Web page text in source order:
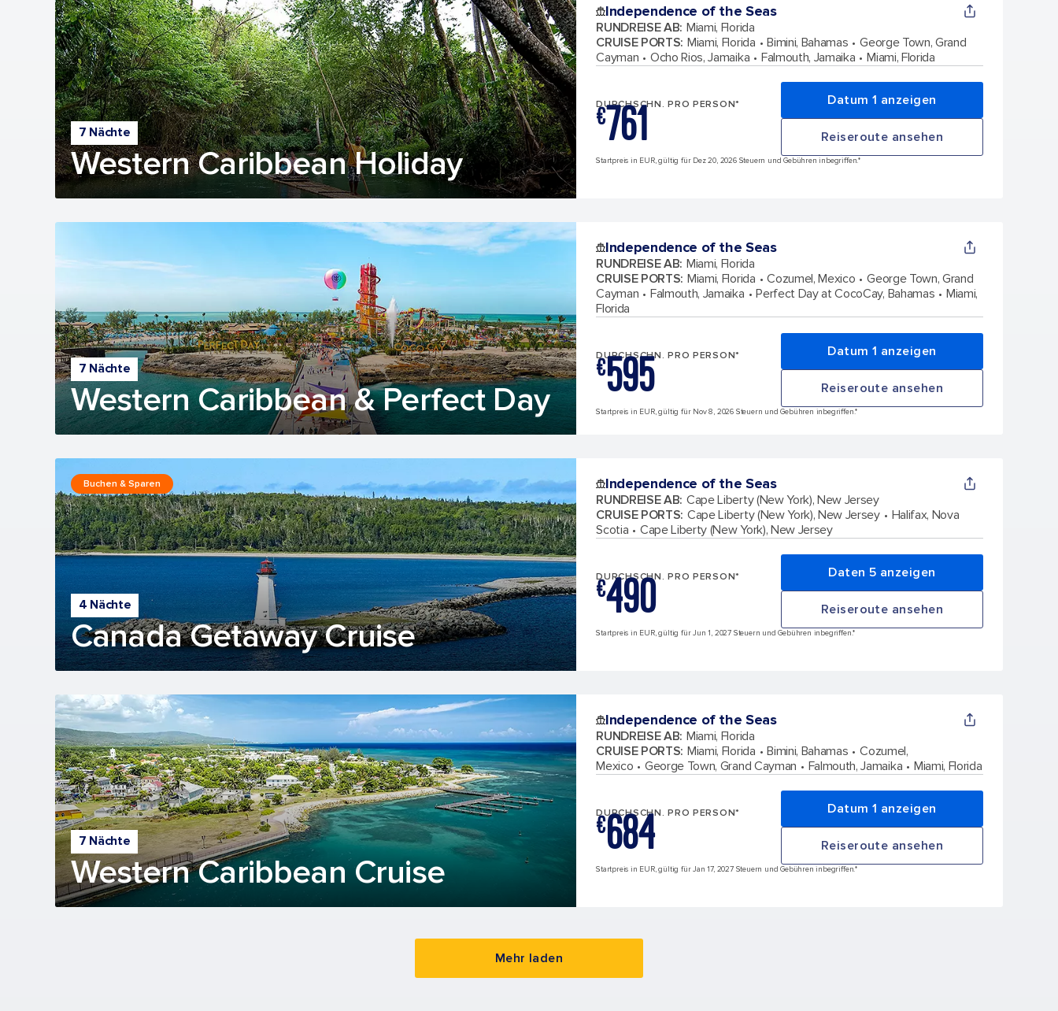
7 Nächte
Western Caribbean Holiday
Independence of the Seas
RUNDREISE AB: Miami, Florida
CRUISE PORTS: Miami, Florida Bimini, Bahamas
George Town, Grand
Cayman
Ocho Rios, Jamaika Falmouth, Jamaika Miami, Florida
DURCHSCHN. PRO PERSON*
€761 Datum 1 anzeigen
Reiseroute ansehen
Startpreis in EUR, gültig für Dez 20, 2026 Steuern und Gebühren inbegriffen.*
7 Nächte
Western Caribbean & Perfect Day
Independence of the Seas
RUNDREISE AB: Miami, Florida
CRUISE PORTS: Miami, Florida Cozumel, Mexico
George Town, Grand
Cayman
Falmouth, Jamaika Perfect Day at CocoCay, Bahamas
Miami,
Florida
DURCHSCHN. PRO PERSON*
€595 Datum 1 anzeigen
Reiseroute ansehen
Startpreis in EUR, gültig für Nov 8, 2026 Steuern und Gebühren inbegriffen.*
4 Nächte
Canada Getaway Cruise
Buchen & Sparen Independence of the Seas
RUNDREISE AB: Cape Liberty (New York), New Jersey
CRUISE PORTS: Cape Liberty (New York), New Jersey
Halifax, Nova
Scotia
Cape Liberty (New York), New Jersey
DURCHSCHN. PRO PERSON*
€490 Daten 5 anzeigen
Reiseroute ansehen
Startpreis in EUR, gültig für Jun 1, 2027 Steuern und Gebühren inbegriffen.*
7 Nächte
Western Caribbean Cruise
Independence of the Seas
RUNDREISE AB: Miami, Florida
CRUISE PORTS: Miami, Florida Bimini, Bahamas
Cozumel,
Mexico
George Town, Grand Cayman Falmouth, Jamaika Miami, Florida
DURCHSCHN. PRO PERSON*
€684 Datum 1 anzeigen
Reiseroute ansehen
Startpreis in EUR, gültig für Jan 17, 2027 Steuern und Gebühren inbegriffen.*
Mehr laden